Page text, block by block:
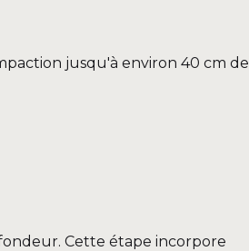
jusqu'à environ 40 cm de
Cette étape incorpore